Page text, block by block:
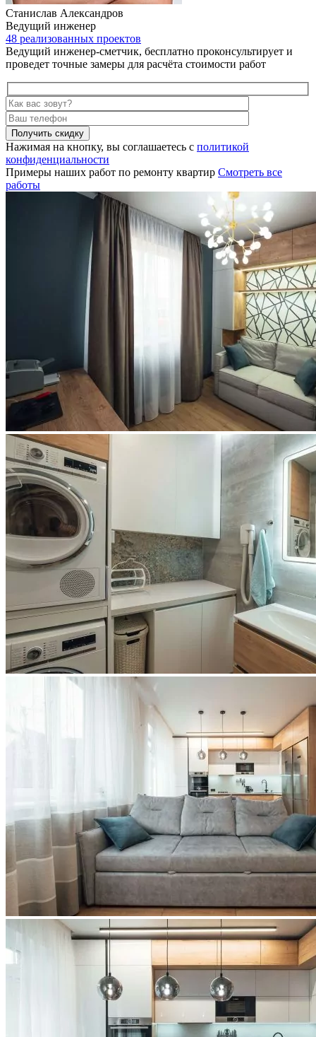
Станислав Александров
Ведущий инженер
48 реализованных проектов
Ведущий инженер-сметчик, бесплатно проконсультирует и
проведет точные замеры для расчёта стоимости работ
Получить скидку
Нажимая на кнопку, вы соглашаетесь с политикой
конфиденциальности
Примеры наших работ по ремонту квартир Смотреть все
работы